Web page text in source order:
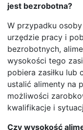
jest bezrobotna?
W przypadku
urzędzie pracy i
bezrobotnych,
wysokości tego
pobiera zasiłku lub
ustalić alimenty na
możliwości
kwalifikacje i
Czy wysokość